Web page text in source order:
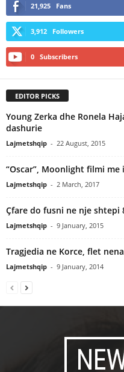
21,925 Fans
3,912 Followers
0 Subscribers
EDITOR PICKS
Young Zerka dhe Ronela
dashurie
Lajmetshqip - 22 August, 2015
“Oscar”, Moonlight filmi me
Lajmetshqip - 2 March, 2017
Çfare do fusni ne nje shtepi
Lajmetshqip - 9 January, 2015
Tragjedia ne Korce, flet
Lajmetshqip - 9 January, 2014